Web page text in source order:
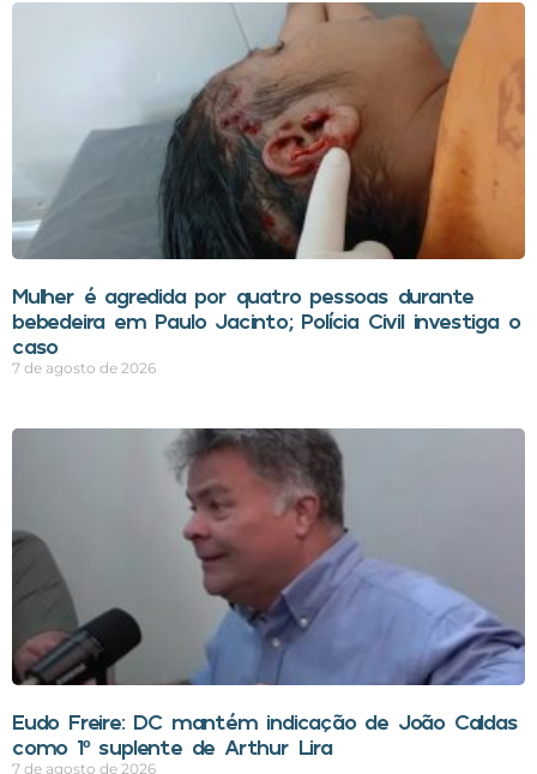
Mulher é agredida por quatro pessoas durante
bebedeira em Paulo Jacinto; Polícia Civil investiga o
caso
7 de agosto de 2026
Eudo Freire: DC mantém indicação de João Caldas
como 1º suplente de Arthur Lira
7 de agosto de 2026